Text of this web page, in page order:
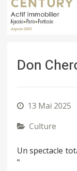
Don
13 Mai 2025
Culture
Un spectacle
"